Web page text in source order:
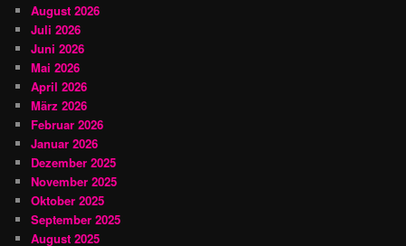
August 2026
Juli 2026
Juni 2026
Mai 2026
April 2026
März 2026
Februar 2026
Januar 2026
Dezember 2025
November 2025
Oktober 2025
September 2025
August 2025